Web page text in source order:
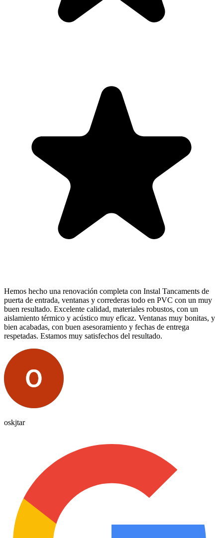
Hemos hecho una renovación completa con Instal Tancaments de
puerta de entrada, ventanas y correderas todo en PVC con un muy
buen resultado. Excelente calidad, materiales robustos, con un
aislamiento térmico y acústico muy eficaz. Ventanas muy bonitas, y
bien acabadas, con buen asesoramiento y fechas de entrega
respetadas. Estamos muy satisfechos del resultado.
oskjtar